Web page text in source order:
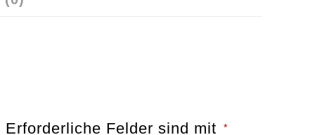
Erforderliche Felder sind mit *